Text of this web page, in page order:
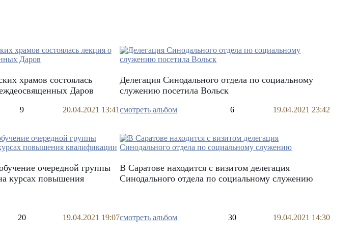
храмов состоялась
Даров
9 20.04.2021 13:41
Делегация Синодального отдела по социальному
служению посетила Вольск
смотреть альбом 6 19.04.2021 23:42
очередной группы
курсах повышения
20 19.04.2021 19:07
В Саратове находится с визитом делегация
Синодального отдела по социальному служению
смотреть альбом 30 19.04.2021 14:30